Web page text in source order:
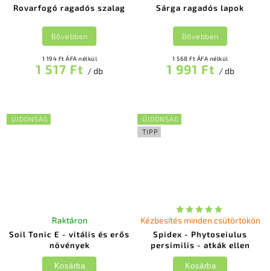
Rovarfogó ragadós szalag
1 194 Ft ÁFA nélkül
1 517 Ft / db
Bővebben
Sárga ragadós lapok
1 568 Ft ÁFA nélkül
1 991 Ft / db
Bővebben
ÚJDONSÁG
Soil Tonic E - vitális és erős
növények
Raktáron
Kosárba
ÚJDONSÁG
TIPP
Spidex - Phytoseiulus
persimilis - atkák ellen
Kézbesítés minden csütörtökön
Kosárba